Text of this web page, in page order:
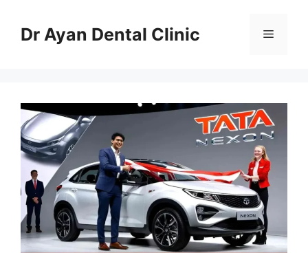
contentDr Ayan Dental Clinic Menu